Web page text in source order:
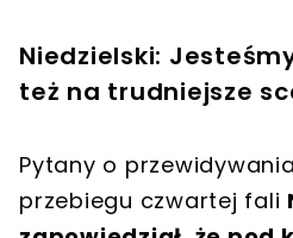
Niedzielski:
też na trudniejsze
Pytany o
przebiegu czwartej fali